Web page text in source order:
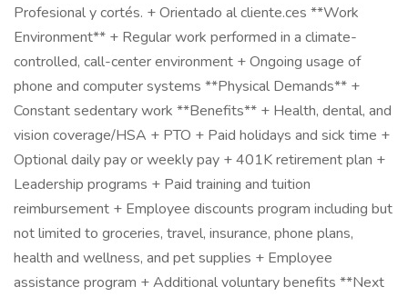
Profesional y cortés. + Orientado al cliente.ces **Work
Environment** + Regular work performed in a climate-
controlled, call-center environment + Ongoing usage of
phone and computer systems **Physical Demands** +
Constant sedentary work **Benefits** + Health, dental, and
vision coverage/HSA + PTO + Paid holidays and sick time +
Optional daily pay or weekly pay + 401K retirement plan +
Leadership programs + Paid training and tuition
reimbursement + Employee discounts program including but
not limited to groceries, travel, insurance, phone plans,
health and wellness, and pet supplies + Employee
assistance program + Additional voluntary benefits **Next